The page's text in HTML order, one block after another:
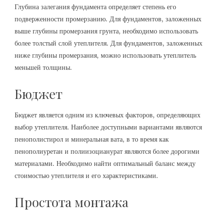
Глубина залегания фундамента определяет степень его
подверженности промерзанию. Для фундаментов, заложенных
выше глубины промерзания грунта, необходимо использовать
более толстый слой утеплителя. Для фундаментов, заложенных
ниже глубины промерзания, можно использовать утеплитель
меньшей толщины.
Бюджет
Бюджет является одним из ключевых факторов, определяющих
выбор утеплителя. Наиболее доступными вариантами являются
пенополистирол и минеральная вата, в то время как
пенополиуретан и полиизоцианурат являются более дорогими
материалами. Необходимо найти оптимальный баланс между
стоимостью утеплителя и его характеристиками.
Простота монтажа